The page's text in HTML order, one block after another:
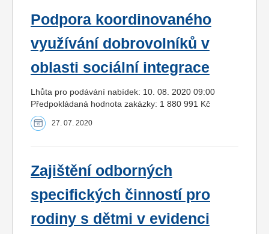
Podpora koordinovaného
využívání dobrovolníků v
oblasti sociální integrace
Lhůta pro podávání nabídek: 10. 08. 2020 09:00
Předpokládaná hodnota zakázky: 1 880 991 Kč
27. 07. 2020
Zajištění odborných
specifických činností pro
rodiny s dětmi v evidenci